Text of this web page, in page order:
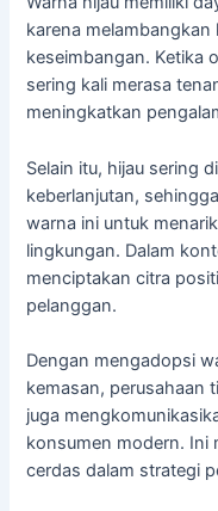
karena melambangkan
keseimbangan. Ketika
sering kali merasa
meningkatkan
Selain itu, hijau sering
keberlanjutan,
warna ini untuk
lingkungan. Dalam
menciptakan citra
pelanggan.
Dengan mengadopsi
kemasan, perusahaan
juga
konsumen modern. Ini
cerdas dalam strategi